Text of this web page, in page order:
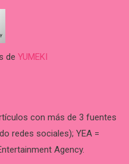
de YUMEKI
con más de 3 fuentes
redes sociales); YEA =
Agency.